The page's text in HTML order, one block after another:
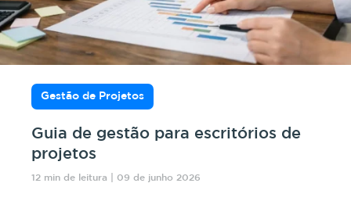
Gestão de Projetos
Guia de gestão para escritórios de
projetos
12 min de leitura | 09 de junho 2026